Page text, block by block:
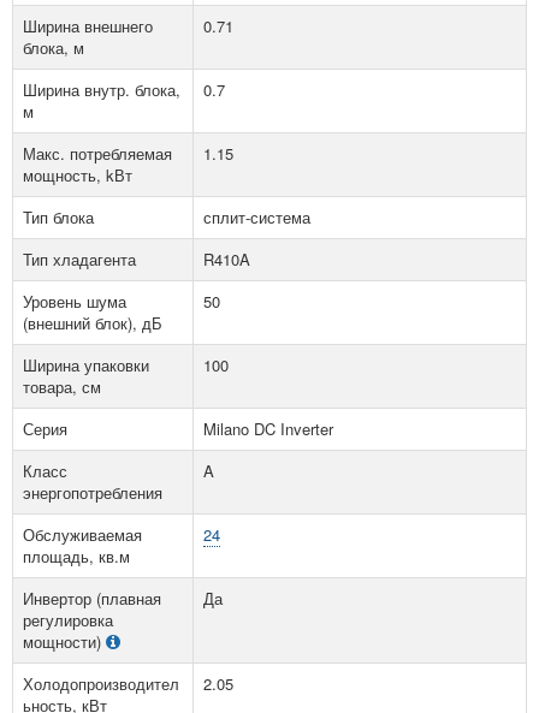
Ширина внешнего
блока, м
0.71
Ширина внутр. блока,
м
0.7
Макс. потребляемая
мощность, kВт
1.15
Тип блока
сплит-система
Тип хладагента
R410A
Уровень шума
(внешний блок), дБ
50
Ширина упаковки
товара, см
100
Серия
Milano DC Inverter
Класс
энергопотребления
A
Обслуживаемая
площадь, кв.м
24
Инвертор (плавная
регулировка
мощности)
Да
Холодопроизводител
ьность, кВт
2.05